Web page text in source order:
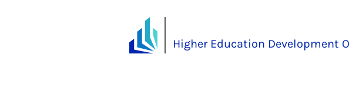
Higher Education Development